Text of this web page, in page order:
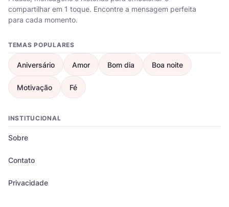
compartilhar em 1 toque. Encontre a mensagem perfeita
para cada momento.
TEMAS POPULARES
Aniversário Amor Bom dia Boa noite
Motivação Fé
INSTITUCIONAL
Sobre
Contato
Privacidade